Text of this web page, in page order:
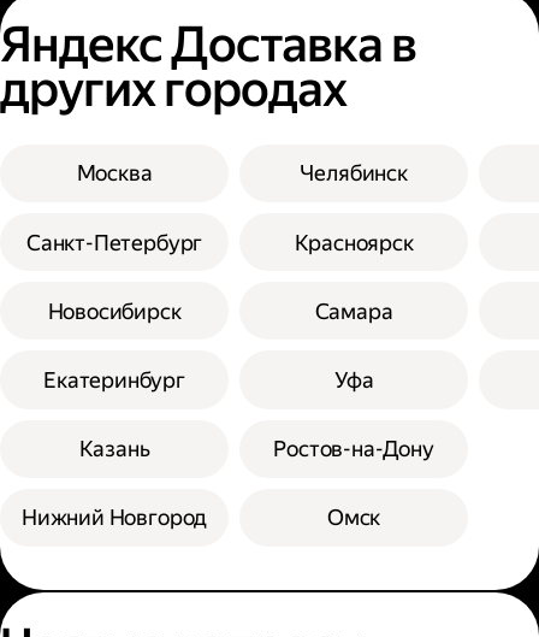
Яндекс Доставка в
других городах
Москва
Санкт-Петербург
Новосибирск
Екатеринбург
Казань
Нижний Новгород
Челябинск
Красноярск
Самара
Уфа
Ростов-на-Дону
Омск